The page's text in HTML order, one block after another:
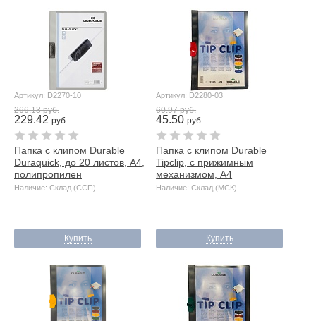
Артикул: D2270-10
266.13 руб.
229.42 руб.
Папка с клипом Durable
Duraquick, до 20 листов, А4,
полипропилен
Наличие: Склад (ССП)
Купить
Артикул: D2280-03
60.97 руб.
45.50руб.
Папка с клипом Durable
Tipclip, с прижимным
механизмом, А4
Наличие: Склад (МСК)
Купить